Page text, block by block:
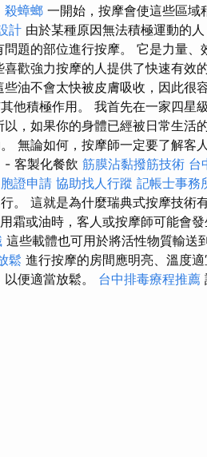
殺蟑螂 一開始，按摩會使這些區域
計 由於某種原因無法積極運動的
題的部位進行按摩。 它是力量、
歡強力按摩的人提供了快速有效
油不會太快被皮膚吸收，因此很
他積極作用。 我首先在一家四星
，如果你的身體已經被日常生活
無論如何，按摩師一定要了解客
- 客製化餐飲 筋膜沾黏撥筋技術 台
證申請 協助找人行蹤 記帳士事務
。 這就是為什麼瑞典式按摩技術
霜或油時，客人或按摩師可能會
這些載體也可用於將活性物質輸送
鬆 進行按摩的房間應明亮、溫度適
便適當放鬆。 台中排毒療程推薦